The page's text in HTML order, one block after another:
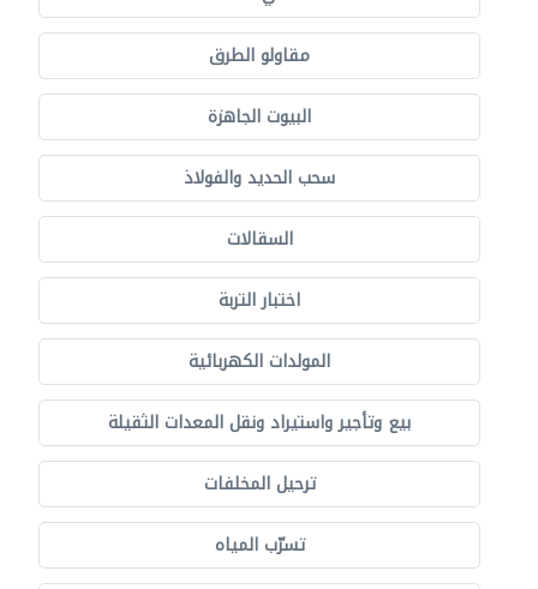
مقاولو الطرق
البيوت الجاهزة
سحب الحديد والفولاذ
السقالات
اختبار التربة
المولدات الكهربائية
بيع وتأجير واستيراد ونقل المعدات الثقيلة
ترحيل المخلفات
تسرّب المياه